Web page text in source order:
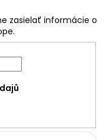
zasielať informácie o